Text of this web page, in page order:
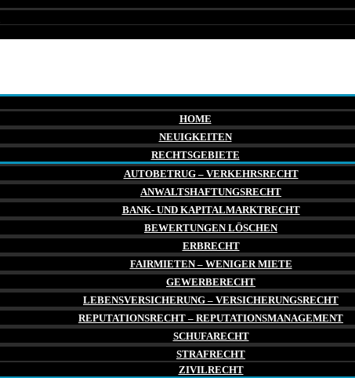
HOME
NEUIGKEITEN
RECHTSGEBIETE
AUTOBETRUG – VERKEHRSRECHT
ANWALTSHAFTUNGSRECHT
BANK- UND KAPITALMARKTRECHT
BEWERTUNGEN LÖSCHEN
ERBRECHT
FAIRMIETEN – WENIGER MIETE
GEWERBERECHT
LEBENSVERSICHERUNG – VERSICHERUNGSRECHT
REPUTATIONSRECHT – REPUTATIONSMANAGEMENT
SCHUFARECHT
STRAFRECHT
ZIVILRECHT